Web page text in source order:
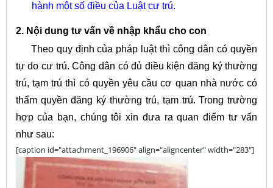
hành một số điều của Luật cư trú.
2. Nội dung tư vấn về nhập khẩu cho con
Theo quy định của pháp luật thì công dân có quyền
tự do cư trú. Công dân có đủ điều kiện đăng ký thường
trú, tạm trú thì có quyền yêu cầu cơ quan nhà nước có
thẩm quyền đăng ký thường trú, tạm trú. Trong trường
hợp của bạn, chúng tôi xin đưa ra quan điểm tư vấn
như sau:
[caption id="attachment_196906" align="aligncenter" width="283"]